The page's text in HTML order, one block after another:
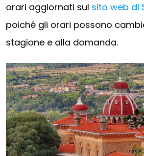
orari aggiornati sul sito web di
poiché gli orari possono
stagione e alla domanda.